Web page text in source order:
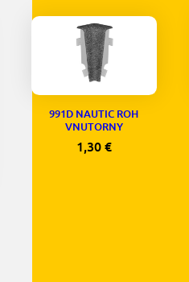
991D NAUTIC ROH
VNUTORNY
1,30 €